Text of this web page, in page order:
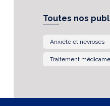
Toutes nos
Anxiété et névroses
Traitement